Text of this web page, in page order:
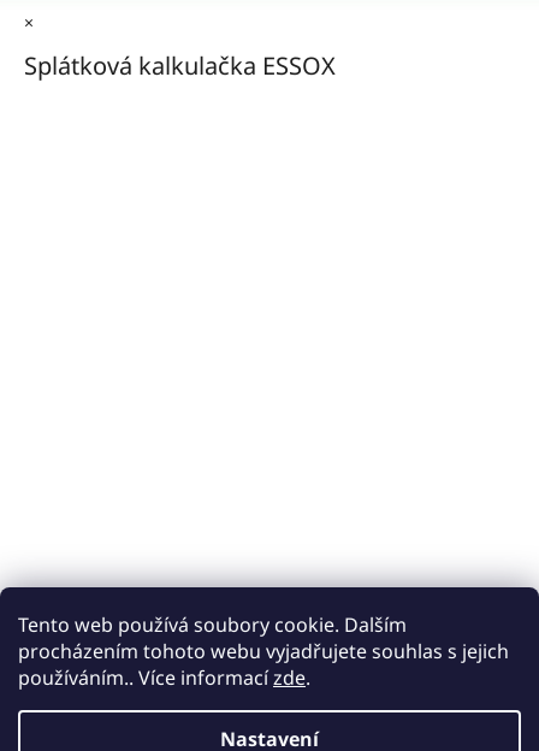
Tento web používá soubory cookie. Dalším
procházením tohoto webu vyjadřujete souhlas s jejich
používáním.. Více informacízde.
Nastavení
×
Splátková kalkulačka ESSOX